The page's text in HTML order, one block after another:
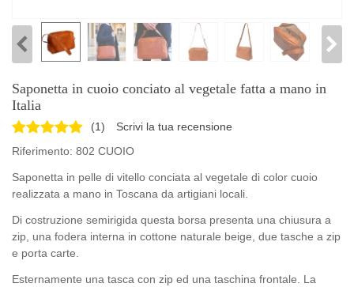
Saponetta in cuoio conciato al vegetale fatta a mano in
Italia
(1)
Scrivi la tua recensione
Riferimento: 802 CUOIO
Saponetta in pelle di vitello conciata al vegetale di color cuoio
realizzata a mano in Toscana da artigiani locali.
Di costruzione semirigida questa borsa presenta una chiusura a
zip, una fodera interna in cottone naturale beige, due tasche a zip
e porta carte.
Esternamente una tasca con zip ed una taschina frontale. La